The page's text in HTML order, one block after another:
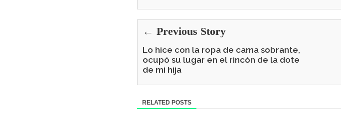
← Previous Story
Lo hice con la ropa de cama sobrante,
ocupó su lugar en el rincón de la dote
de mi hija
RELATED POSTS